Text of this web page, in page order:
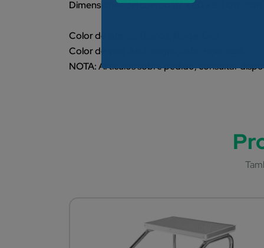
Dimensiones del cuerpo 117 x 60 x 80 cm.,
Color de lámina: Blanco, Beige, Gris
Color de vinil: Azul, negro, café, rosa, rojo
NOTA: Artículos sobre pedido, consultar